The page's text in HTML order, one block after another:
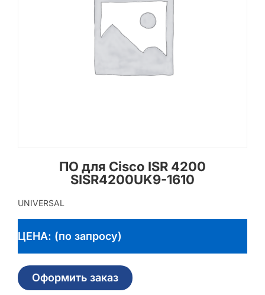
ПО для Cisco ISR 4200
SISR4200UK9-1610
UNIVERSAL
ЦЕНА: (по запросу)
Оформить заказ